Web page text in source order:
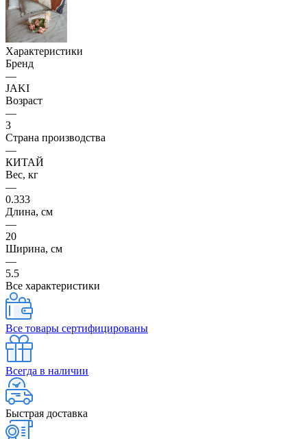
Характеристики
Бренд
—
JAKI
Возраст
—
3
Страна производства
—
КИТАЙ
Вес, кг
—
0.333
Длина, см
—
20
Ширина, см
—
5.5
Все характеристики
Все товары сертифицированы
Всегда в наличии
Быстрая доставка